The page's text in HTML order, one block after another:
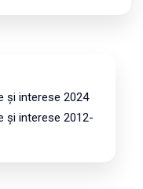
și interese 2024
și interese 2012-